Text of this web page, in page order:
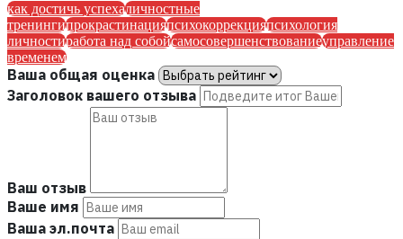
как достичь успехаличностные
тренингипрокрастинацияпсихокоррекцияпсихология
личностиработа над собойсамосовершенствованиеуправление
временем
Ваша общая оценка
Заголовок вашего отзыва
Ваш отзыв
Ваше имя
Ваша эл.почта